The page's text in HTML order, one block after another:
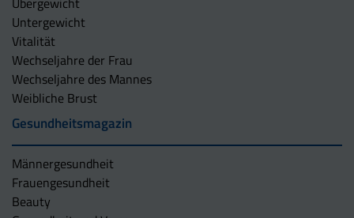
Untergewicht
Vitalität
Wechseljahre der Frau
Wechseljahre des Mannes
Weibliche Brust
Gesundheitsmagazin
Männergesundheit
Frauengesundheit
Beauty